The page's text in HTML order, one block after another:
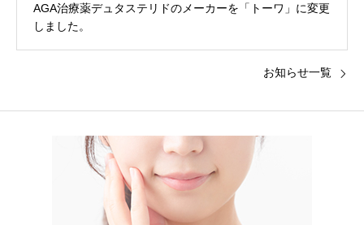
AGA治療薬デュタステリドのメーカーを「トーワ」に変更
しました。
お知らせ一覧